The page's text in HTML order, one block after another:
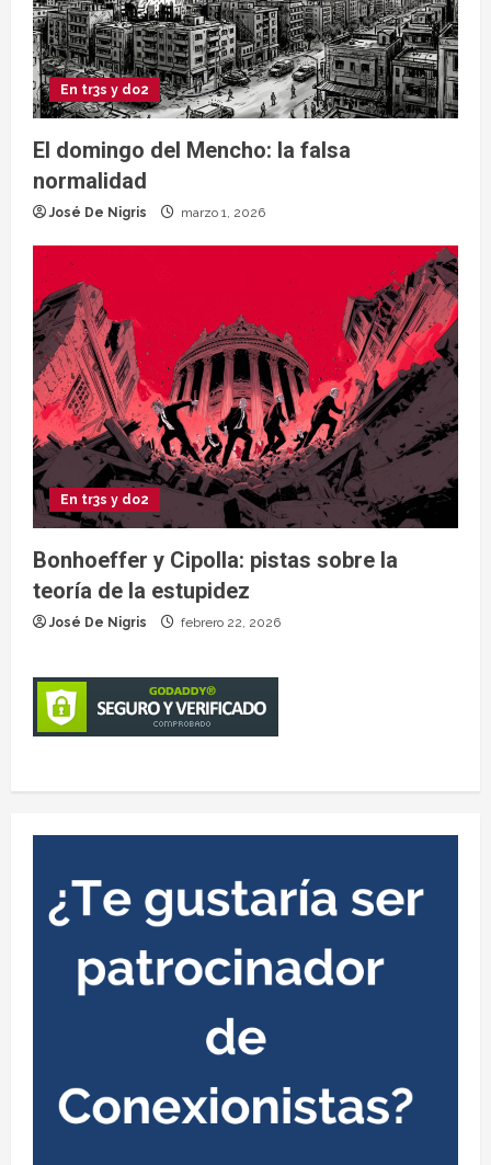
En tr3s y do2
El domingo del Mencho: la falsa
normalidad
José De Nigris marzo 1, 2026
En tr3s y do2
Bonhoeffer y Cipolla: pistas sobre la
teoría de la estupidez
José De Nigris febrero 22, 2026